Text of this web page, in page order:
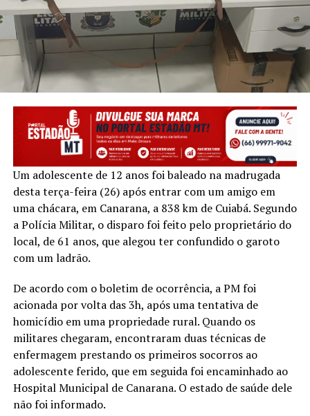
Um adolescente de 12 anos foi baleado na madrugada
desta terça-feira (26) após entrar com um amigo em
uma chácara, em Canarana, a 838 km de Cuiabá. Segundo
a Polícia Militar, o disparo foi feito pelo proprietário do
local, de 61 anos, que alegou ter confundido o garoto
com um ladrão.
De acordo com o boletim de ocorrência, a PM foi
acionada por volta das 3h, após uma tentativa de
homicídio em uma propriedade rural. Quando os
militares chegaram, encontraram duas técnicas de
enfermagem prestando os primeiros socorros ao
adolescente ferido, que em seguida foi encaminhado ao
Hospital Municipal de Canarana. O estado de saúde dele
não foi informado.